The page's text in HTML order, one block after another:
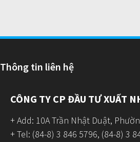
Thông tin liên hệ
CÔNG TY CP ĐẦU TƯ XUẤT
+ Add: 10A Trần Nhật Duật,
+ Tel: (84-8) 3 846 5796, (84-8) 3